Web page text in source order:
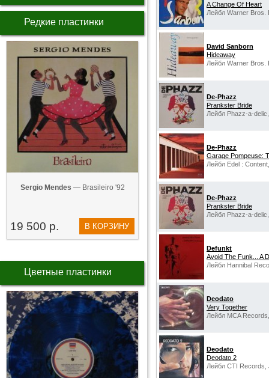
Редкие пластинки
Sergio Mendes — Brasileiro '92
19 500 р. В КОРЗИНУ
Цветные пластинки
A Change Of Heart
Лейбл Warner Bros.
David Sanborn
Hideaway
Лейбл Warner Bros.
De-Phazz
Prankster Bride
Лейбл Phazz-a-
De-Phazz
Garage Pompeuse:
Лейбл Edel :
De-Phazz
Prankster Bride
Лейбл Phazz-a-
Defunkt
Avoid The Funk... A
Лейбл Hannibal
Deodato
Very Together
Лейбл MCA
Deodato
Deodato 2
Лейбл CTI Records,